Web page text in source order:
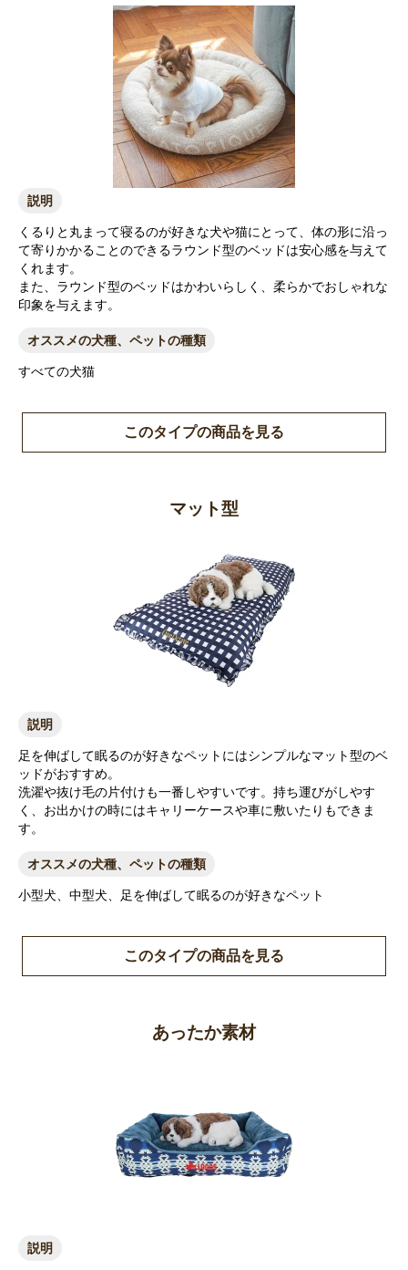
説明
くるりと丸まって寝るのが好きな犬や猫にとって、体の形に沿っ
て寄りかかることのできるラウンド型のベッドは安心感を与えて
くれます。
また、ラウンド型のベッドはかわいらしく、柔らかでおしゃれな
印象を与えます。
オススメの犬種、ペットの種類
すべての犬猫
このタイプの商品を見る
マット型
説明
足を伸ばして眠るのが好きなペットにはシンプルなマット型のベ
ッドがおすすめ。
洗濯や抜け毛の片付けも一番しやすいです。持ち運びがしやす
く、お出かけの時にはキャリーケースや車に敷いたりもできま
す。
オススメの犬種、ペットの種類
小型犬、中型犬、足を伸ばして眠るのが好きなペット
このタイプの商品を見る
あったか素材
説明